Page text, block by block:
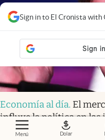
Menú Dolar
Sign in to El Cronista with
Economía al día. El
influye la política en las